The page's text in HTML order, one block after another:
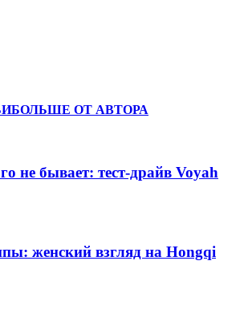
БОЛЬШЕ ОТ АВТОРА
не бывает: тест-драйв Voyah
женский взгляд на Hongqi